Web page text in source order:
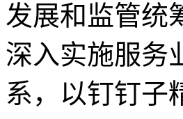
发展和监管统
深入实施服务
系，以钉钉子